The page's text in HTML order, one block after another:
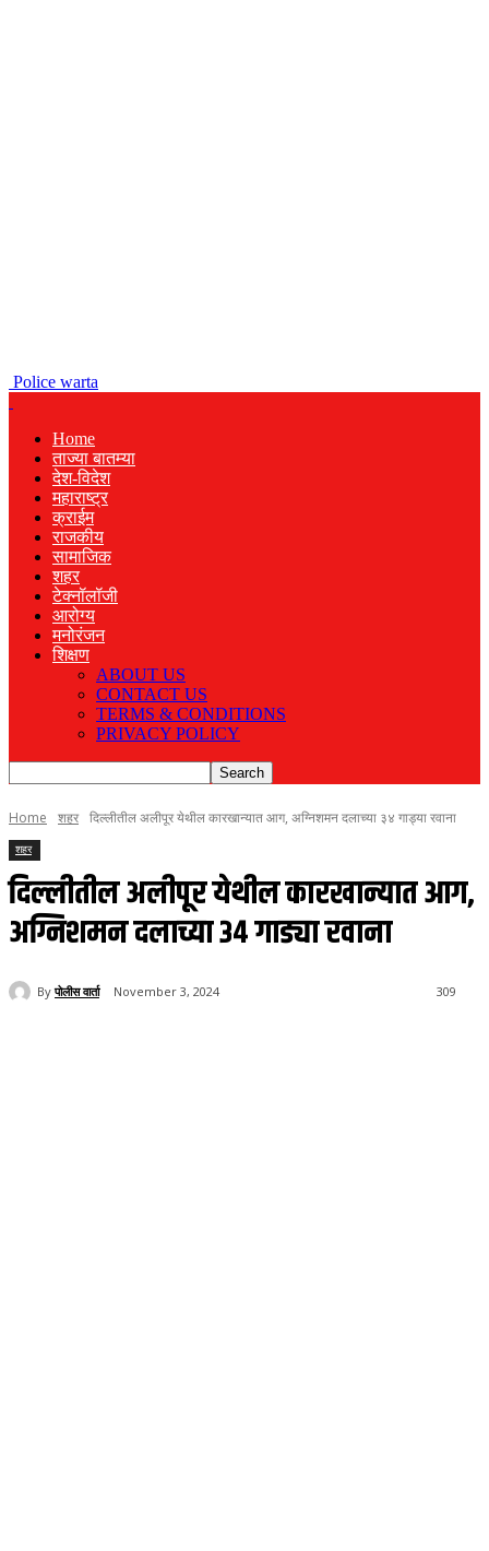
Police warta
Home
ताज्या बातम्या
देश-विदेश
महाराष्ट्र
क्राईम
राजकीय
सामाजिक
शहर
टेक्नॉलॉजी
आरोग्य
मनोरंजन
शिक्षण
ABOUT US
CONTACT US
TERMS & CONDITIONS
PRIVACY POLICY
Home शहर दिल्लीतील अलीपूर येथील कारखान्यात आग, अग्निशमन दलाच्या ३४ गाड्या रवाना
शहर
दिल्लीतील अलीपूर येथील कारखान्यात आग,
अग्निशमन दलाच्या ३४ गाड्या रवाना
By पोलीस वार्ता November 3, 2024 309